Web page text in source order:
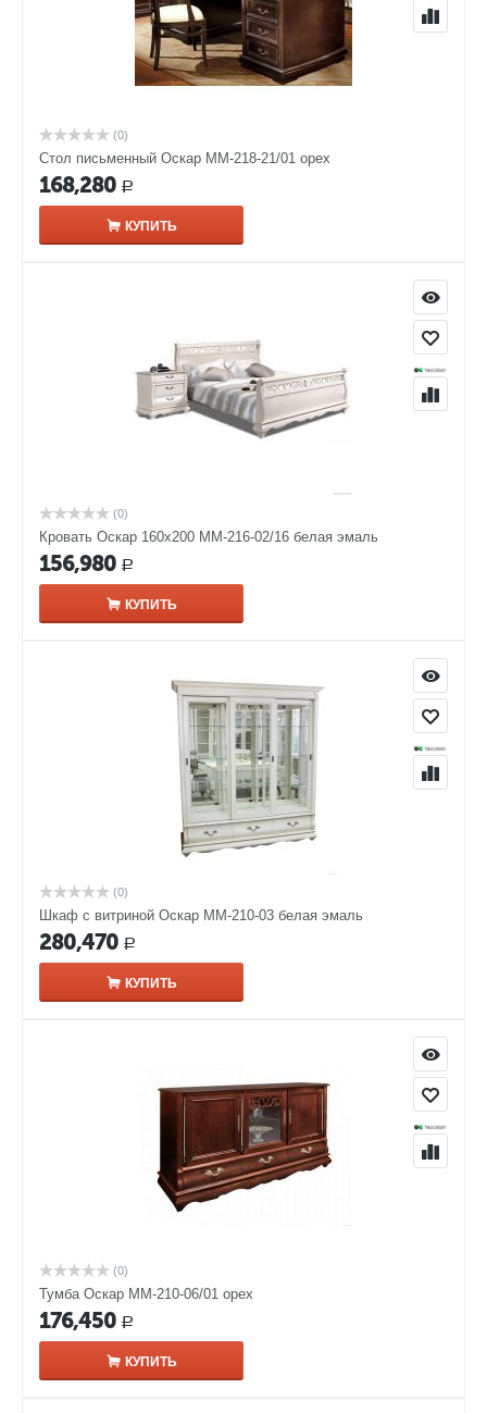
(0)
Стол письменный Оскар ММ-218-21/01 орех
168,280 Р
КУПИТЬ
(0)
Кровать Оскар 160х200 ММ-216-02/16 белая эмаль
156,980 Р
КУПИТЬ
(0)
Шкаф с витриной Оскар ММ-210-03 белая эмаль
280,470 Р
КУПИТЬ
(0)
Тумба Оскар ММ-210-06/01 орех
176,450 Р
КУПИТЬ